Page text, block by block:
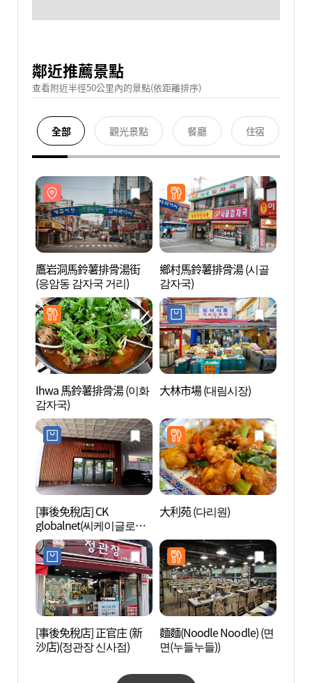
鄰近推薦景點
查看附近半徑50公里內的景點(依距離排序)
全部 觀光景點 餐廳 住宿
鷹岩洞馬鈴薯排骨湯街
(응암동 감자국 거리)
鄉村馬鈴薯排骨湯 (시골
감자국)
Ihwa 馬鈴薯排骨湯 (이화
감자국)
大林市場 (대림시장)
[事後免稅店] CK
globalnet(씨케이글로벌
네트)
大利苑 (다리원)
[事後免稅店] 正官庄 (新
沙店)(정관장 신사점)
麵麵(Noodle Noodle) (면
면(누들누들))